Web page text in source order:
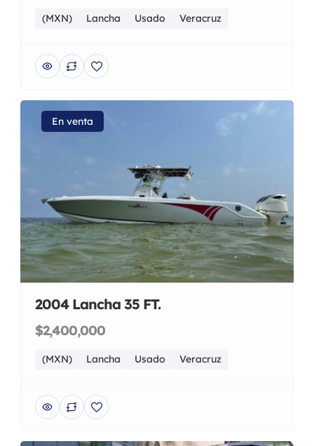
(MXN) Lancha Usado Veracruz
En venta
2004 Lancha 35 FT.
$2,400,000
(MXN) Lancha Usado Veracruz